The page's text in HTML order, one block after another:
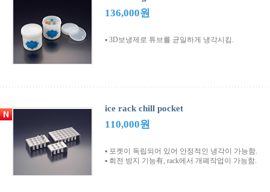
136,000원
▪ 3D보냉제로 튜브를 균일하게 냉각시킴.
ice rack chill pocket
110,000원
▪ 포켓이 독립되어 있어 안정적인 냉각이 가능함.
▪ 회전 방지 기능有, rack에서 개폐작업이 가능함.